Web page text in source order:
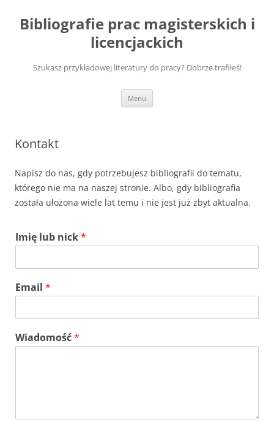
treści
Bibliografie prac magisterskich i
licencjackich
Szukasz przykładowej literatury do pracy? Dobrze trafiłeś!
Menu
Kontakt
Napisz do nas, gdy potrzebujesz bibliografii do tematu,
którego nie ma na naszej stronie. Albo, gdy bibliografia
została ułożona wiele lat temu i nie jest już zbyt aktualna.
Imię lub nick*
Email *
Wiadomość*